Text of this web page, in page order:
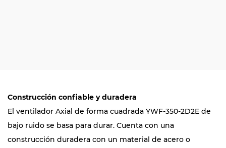
Construcción confiable y duradera
El ventilador Axial de forma cuadrada YWF-350-2D2E de
bajo ruido se basa para durar. Cuenta con una
construcción duradera con un material de acero o